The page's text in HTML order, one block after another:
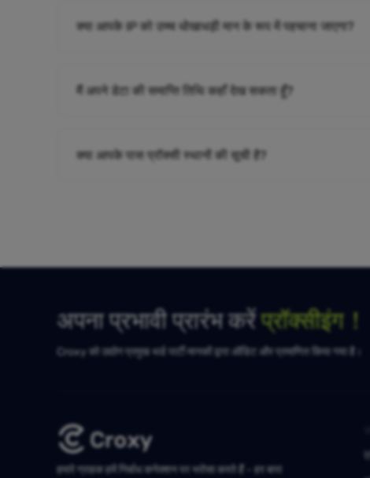
क्या आपके IP को उच्च धोखाधड़ी मान के रूप में पहचाना जाएगा?
मैं अपने डेटा की समाप्ति तिथि कहाँ देख सकता हूँ?
क्या आपके पास प्रॉक्सी स्थानों की सूची है?
अपना प्रभावी प्रारंभ करेंप्रॉक्सीइंग！
Croxy को उद्योग प्रमुख थर्ड पार्टी मानकों द्वारा ऑडिट और प्रमाणित किया गया है।
हमारे ग्राहक हमें निर्बाध कनेक्शन पर भरोसा करते हैं - हर बार!